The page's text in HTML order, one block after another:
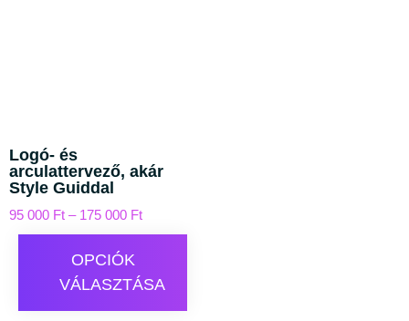
Logó- és
arculattervező, akár
Style Guiddal
95 000 Ft – 175 000 Ft
OPCIÓK
VÁLASZTÁSA